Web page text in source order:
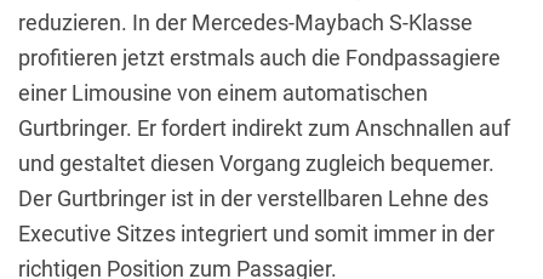
reduzieren. In der Mercedes-Maybach S-Klasse
profitieren jetzt erstmals auch die Fondpassagiere
einer Limousine von einem automatischen
Gurtbringer. Er fordert indirekt zum Anschnallen auf
und gestaltet diesen Vorgang zugleich bequemer.
Der Gurtbringer ist in der verstellbaren Lehne des
Executive Sitzes integriert und somit immer in der
richtigen Position zum Passagier.